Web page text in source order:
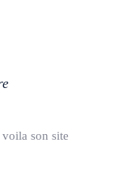
voila son site